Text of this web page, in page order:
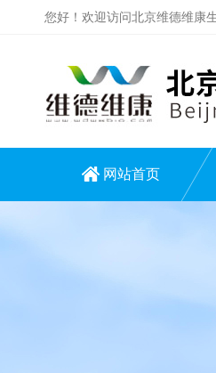
您好！欢迎访问北京维德维康
网站首页